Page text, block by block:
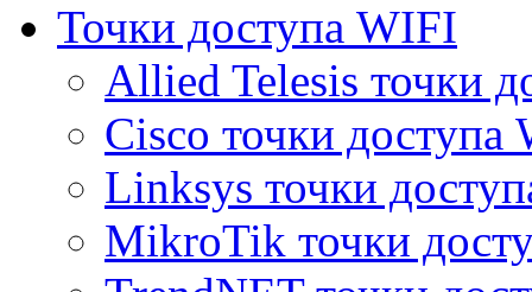
Точки доступа WIFI
Allied Telesis точки
Cisco точки доступа
Linksys точки
MikroTik точки